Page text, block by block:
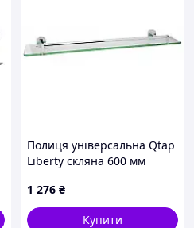
Полиця універсальна Qtap
Liberty скляна 600 мм
1 276 ₴
Купити